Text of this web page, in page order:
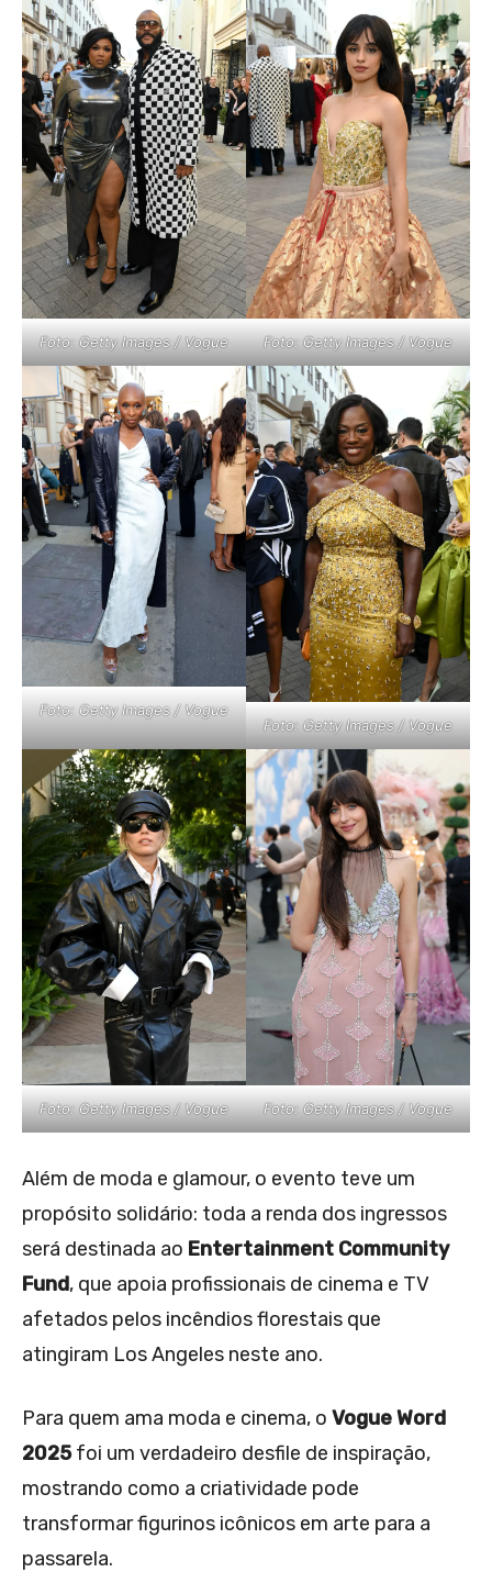
Foto: Getty Images / Vogue Foto: Getty Images / Vogue
Foto: Getty Images / Vogue
Foto: Getty Images / Vogue
Foto: Getty Images / Vogue Foto: Getty Images / Vogue
Além de moda e glamour, o evento teve um
propósito solidário: toda a renda dos ingressos
será destinada ao Entertainment Community
Fund, que apoia profissionais de cinema e TV
afetados pelos incêndios florestais que
atingiram Los Angeles neste ano.
Para quem ama moda e cinema, o Vogue Word
2025foi um verdadeiro desfile de inspiração,
mostrando como a criatividade pode
transformar figurinos icônicos em arte para a
passarela.